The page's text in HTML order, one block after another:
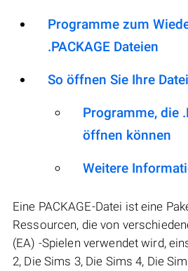
Programme zum
.PACKAGE Dateien
So öffnen Sie Ihre
Programme, die
öffnen können
Weitere
Eine PACKAGE-Datei ist eine
Ressourcen, die von
(EA) -Spielen verwendet wird,
2, Die Sims 3, Die Sims 4, Die